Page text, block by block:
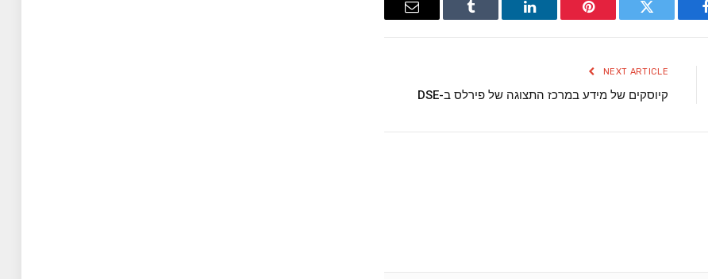
Facebook
Twitter
Pinterest
LinkedIn
Tumblr
Email
NEXT ARTICLE
קיוסקים של מידע במרכז התצוגה של פירלס ב-DSE